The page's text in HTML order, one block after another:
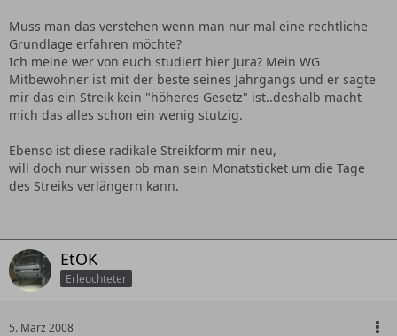
Muss man das verstehen wenn man nur mal eine rechtliche
Grundlage erfahren möchte?
Ich meine wer von euch studiert hier Jura? Mein WG
Mitbewohner ist mit der beste seines Jahrgangs und er sagte
mir das ein Streik kein "höheres Gesetz" ist..deshalb macht
mich das alles schon ein wenig stutzig.
Ebenso ist diese radikale Streikform mir neu,
will doch nur wissen ob man sein Monatsticket um die Tage
des Streiks verlängern kann.
EtOK
Erleuchteter
5. März 2008